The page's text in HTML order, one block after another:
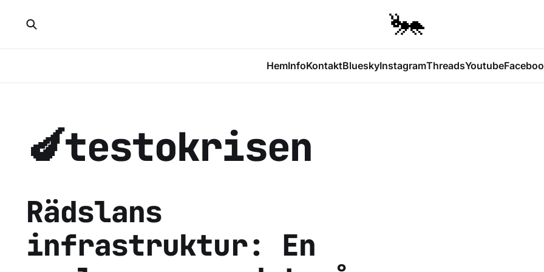
HemInfoKontaktBlueskyInstagramThreadsYoutube
🍆testokrisen
Rädslans
infrastruktur: En